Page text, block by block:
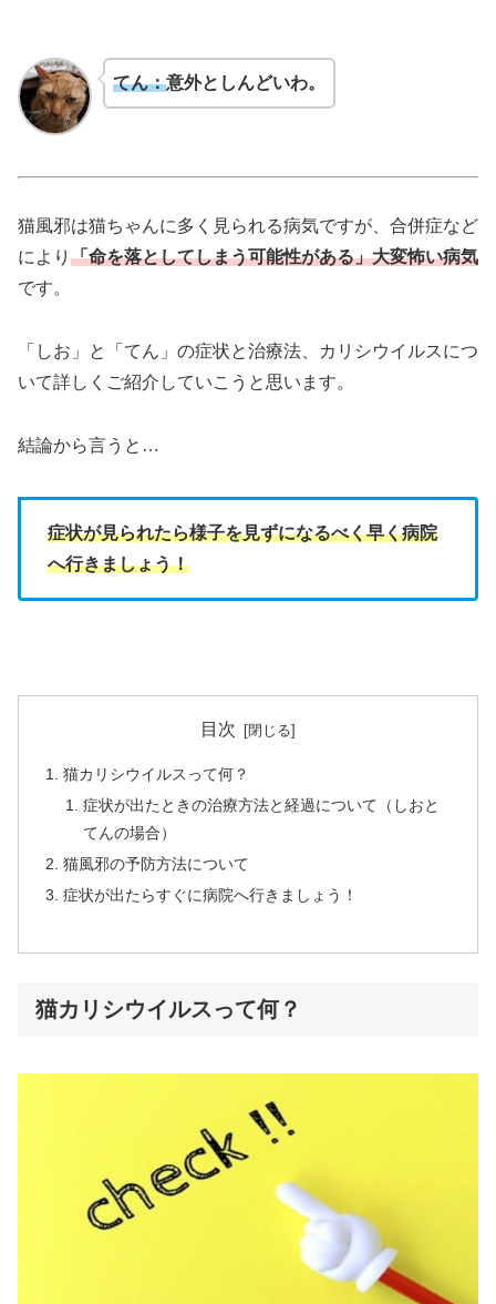
てん：意外としんどいわ。
猫風邪は猫ちゃんに多く見られる病気ですが、合併症など
により 「命を落としてしまう可能性がある」大変怖い病気
です。
「しお」と「てん」の症状と治療法、カリシウイルスにつ
いて詳しくご紹介していこうと思います。
結論から言うと…
症状が見られたら様子を見ずになるべく早く病院
へ行きましょう！
目次
猫カリシウイルスって何？
症状が出たときの治療方法と経過について（しおと
てんの場合）
猫風邪の予防方法について
症状が出たらすぐに病院へ行きましょう！
猫カリシウイルスって何？